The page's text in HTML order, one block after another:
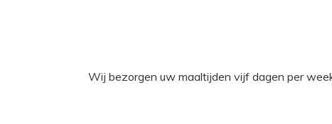
Wij bezorgen uw maaltijden vijf dagen per